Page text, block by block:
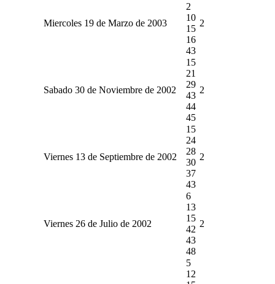
Miercoles 19 de Marzo de 2003
2
10
15
16
43
2
Sabado 30 de Noviembre de 2002
15
21
29
43
44
45
2
Viernes 13 de Septiembre de 2002
15
24
28
30
37
43
2
Viernes 26 de Julio de 2002
6
13
15
42
43
48
2
5
12